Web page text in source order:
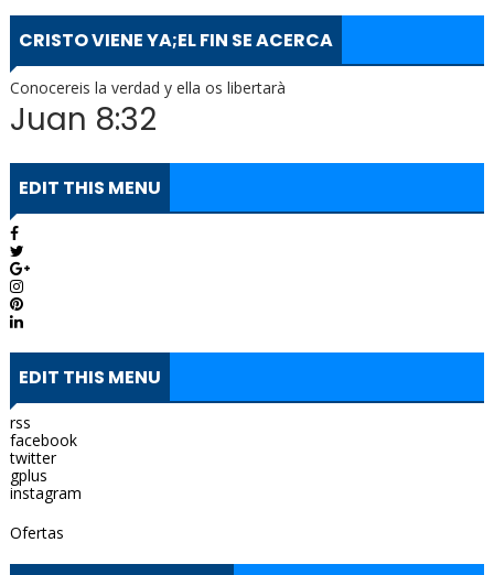
CRISTO VIENE YA;EL FIN SE ACERCA
Conocereis la verdad y ella os libertarà
Juan 8:32
EDIT THIS MENU
EDIT THIS MENU
rss
facebook
twitter
gplus
instagram
Ofertas